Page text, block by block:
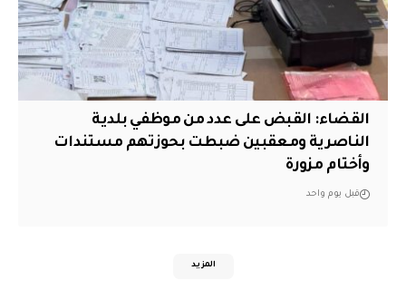
القضاء: القبض على عدد من موظفي بلدية
الناصرية ومعقبين ضبطت بحوزتهم مستندات
وأختام مزورة
قبل يوم واحد
المزيد